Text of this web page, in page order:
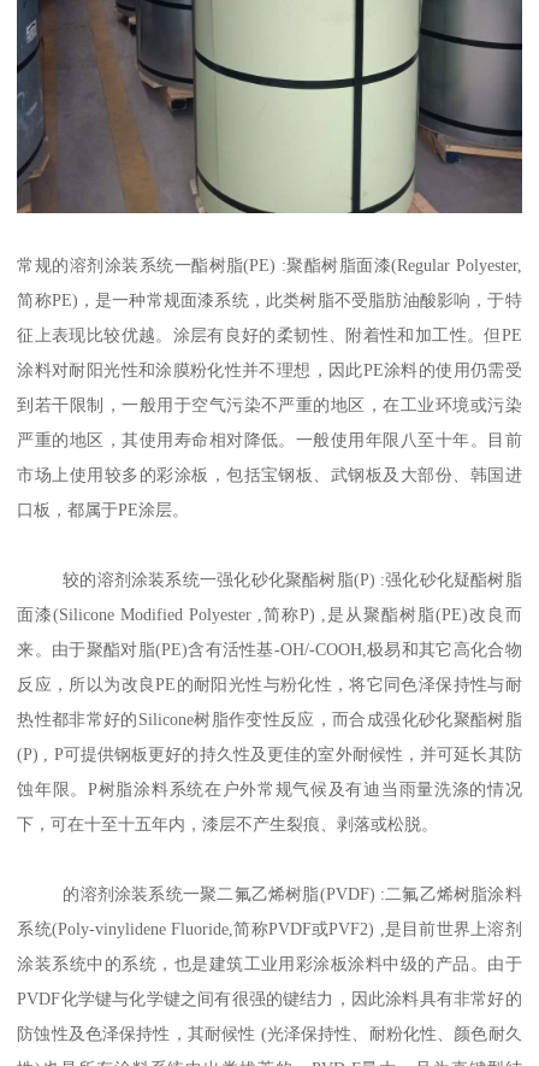
常规的溶剂涂装系统一酯树脂(PE) :聚酯树脂面漆(Regular Polyester,
简称PE)，是一种常规面漆系统，此类树脂不受脂肪油酸影响，于特
征上表现比较优越。涂层有良好的柔韧性、附着性和加工性。但PE
涂料对耐阳光性和涂膜粉化性并不理想，因此PE涂料的使用仍需受
到若干限制，一般用于空气污染不严重的地区，在工业环境或污染
严重的地区，其使用寿命相对降低。一般使用年限八至十年。目前
市场上使用较多的彩涂板，包括宝钢板、武钢板及大部份、韩国进
口板，都属于PE涂层。
较的溶剂涂装系统一强化砂化聚酯树脂(P) :强化砂化疑酯树脂
面漆(Silicone Modified Polyester ,简称P) ,是从聚酯树脂(PE)改良而
来。由于聚酯对脂(PE)含有活性基-OH/-COOH,极易和其它高化合物
反应，所以为改良PE的耐阳光性与粉化性，将它同色泽保持性与耐
热性都非常好的Silicone树脂作变性反应，而合成强化砂化聚酯树脂
(P) , P可提供钢板更好的持久性及更佳的室外耐候性，并可延长其防
蚀年限。P树脂涂料系统在户外常规气候及有迪当雨量洗涤的情况
下，可在十至十五年内，漆层不产生裂痕、剥落或松脱。
的溶剂涂装系统一聚二氟乙烯树脂(PVDF) :二氟乙烯树脂涂料
系统(Poly-vinylidene Fluoride,简称PVDF或PVF2) ,是目前世界上溶剂
涂装系统中的系统，也是建筑工业用彩涂板涂料中级的产品。由于
PVDF化学键与化学键之间有很强的键结力，因此涂料具有非常好的
防蚀性及色泽保持性，其耐候性 (光泽保持性、耐粉化性、颜色耐久